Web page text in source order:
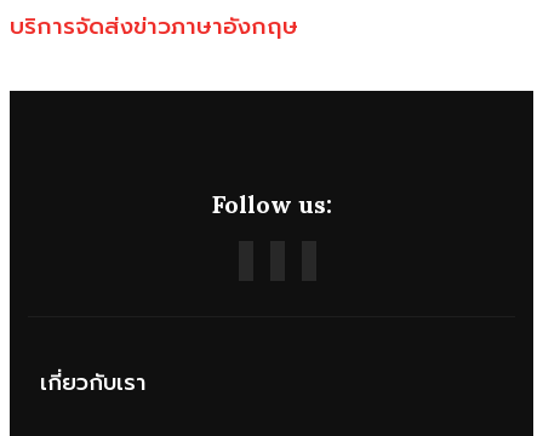
บริการจัดส่งข่าวภาษาอังกฤษ
Follow us:
เกี่ยวกับเรา